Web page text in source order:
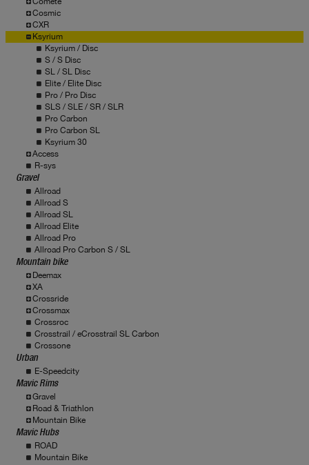
Cosmic
CXR
Ksyrium
Ksyrium / Disc
S / S Disc
SL / SL Disc
Elite / Elite Disc
Pro / Pro Disc
SLS / SLE / SR / SLR
Pro Carbon
Pro Carbon SL
Ksyrium 30
Access
R-sys
Gravel
Allroad
Allroad S
Allroad SL
Allroad Elite
Allroad Pro
Allroad Pro Carbon S / SL
Mountain bike
Deemax
XA
Crossride
Crossmax
Crossroc
Crosstrail / eCrosstrail SL Carbon
Crossone
Urban
E-Speedcity
Mavic Rims
Gravel
Road & Triathlon
Mountain Bike
Mavic Hubs
ROAD
Mountain Bike